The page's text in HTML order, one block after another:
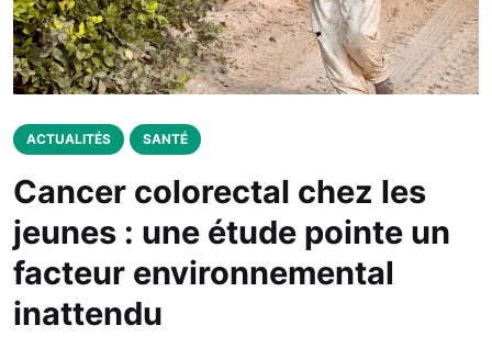
ACTUALITÉS SANTÉ
Cancer colorectal chez les
jeunes : une étude pointe un
facteur environnemental
inattendu